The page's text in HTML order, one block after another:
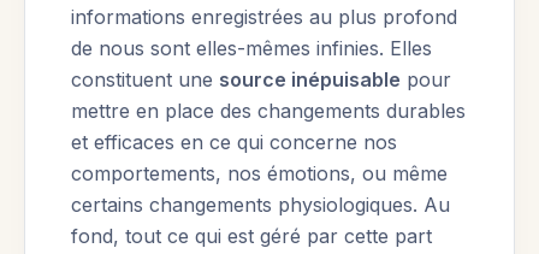
informations enregistrées au plus profond
de nous sont elles-mêmes infinies. Elles
constituent une source inépuisable pour
mettre en place des changements durables
et efficaces en ce qui concerne nos
comportements, nos émotions, ou même
certains changements physiologiques. Au
fond, tout ce qui est géré par cette part